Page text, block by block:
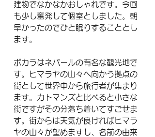
建物でなかなかおしゃれです。今回
も少し奮発して個室としました。朝
早かったのでひと眠りすることとし
ます。
ポカラはネパールの有名な観光地で
す。ヒマラヤの山々へ向かう拠点の
街として世界中から旅行者が集まり
ます。カトマンズと比べると小さな
街ですがその分落ち着いてすごせま
す。街からは天気が良ければヒマラ
ヤの山々が望めますし、名前の由来